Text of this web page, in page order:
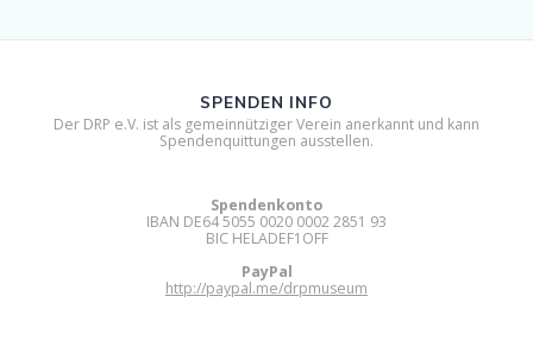
SPENDEN INFO
Der DRP e.V. ist als gemeinnütziger Verein anerkannt und kann
Spendenquittungen ausstellen.
Spendenkonto
IBAN DE64 5055 0020 0002 2851 93
BIC HELADEF1OFF
PayPal
http://paypal.me/drpmuseum